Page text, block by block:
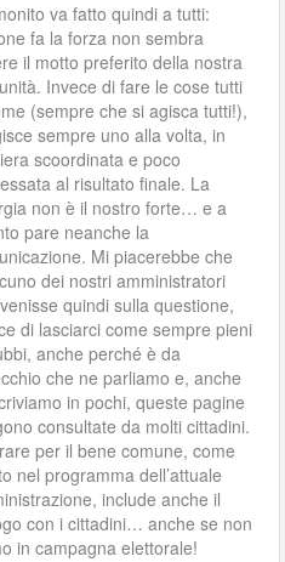
va fatto quindi a tutti:
fa la forza non sembra
il motto preferito della nostra
Invece di fare le cose tutti
(sempre che si agisca tutti!),
sempre uno alla volta, in
scoordinata e poco
al risultato finale. La
non è il nostro forte… e a
pare neanche la
Mi piacerebbe che
dei nostri amministratori
quindi sulla questione,
di lasciarci come sempre pieni
anche perché è da
che ne parliamo e, anche
in pochi, queste pagine
consultate da molti cittadini.
per il bene comune, come
nel programma dell’attuale
include anche il
con i cittadini… anche se non
in campagna elettorale!